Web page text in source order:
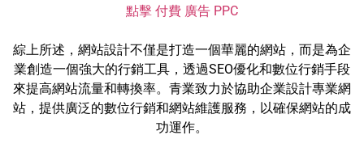
點擊 付費 廣告 PPC
綜上所述，網站設計不僅是打造一個華麗的網站，而是為企
業創造一個強大的行銷工具，透過SEO優化和數位行銷手段
來提高網站流量和轉換率。青業致力於協助企業設計專業網
站，提供廣泛的數位行銷和網站維護服務，以確保網站的成
功運作。